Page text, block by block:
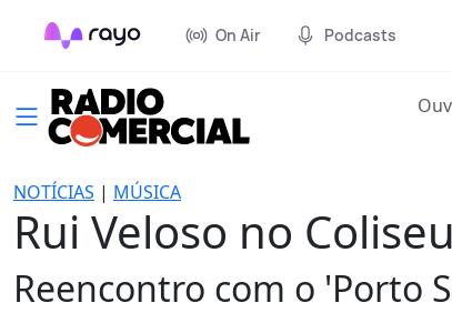
On Air Podcasts
NOTÍCIAS | MÚSICA
Rui Veloso no
Reencontro com o 'Porto